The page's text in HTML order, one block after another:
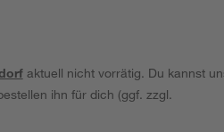
aktuell nicht vorrätig. Du kannst
ihn für dich (ggf. zzgl.